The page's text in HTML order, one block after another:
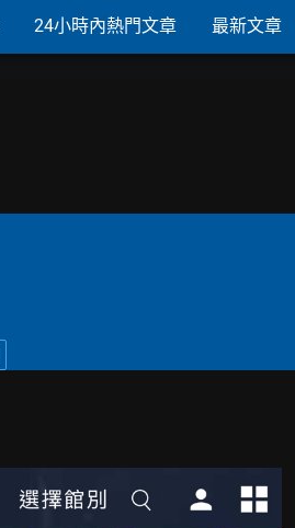
24小時內熱門文章 最新文章